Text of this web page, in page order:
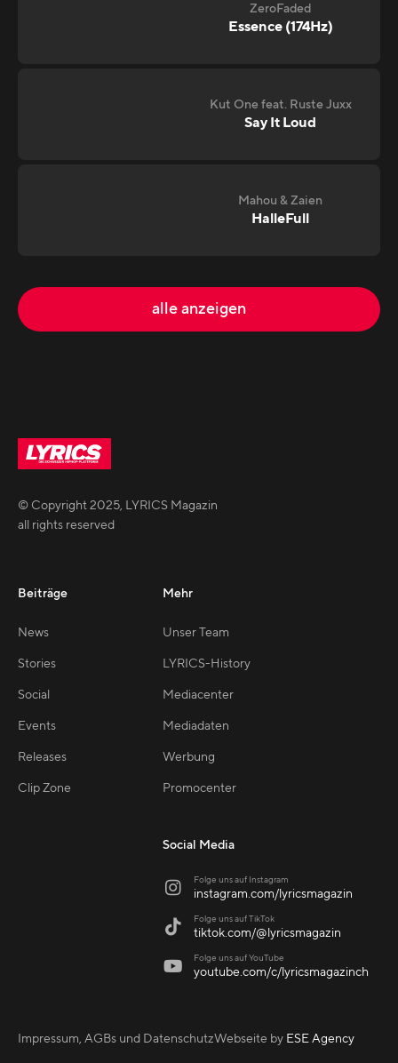
ZeroFaded
Essence (174Hz)
Kut One feat. Ruste Juxx
Say It Loud
Mahou & Zaien
HalleFull
alle anzeigen
© Copyright2025, LYRICS Magazin
all rights reserved
Beiträge
News
Stories
Social
Events
Releases
Clip Zone
Mehr
Unser Team
LYRICS-History
Mediacenter
Mediadaten
Werbung
Promocenter
Social Media
 Folge uns auf Instagram
instagram.com/lyricsmagazin
 Folge uns auf TikTok
tiktok.com/@lyricsmagazin
 Folge uns auf YouTube
youtube.com/c/lyricsmagazinch
Impressum, AGBs und DatenschutzWebseite by ESE Agency